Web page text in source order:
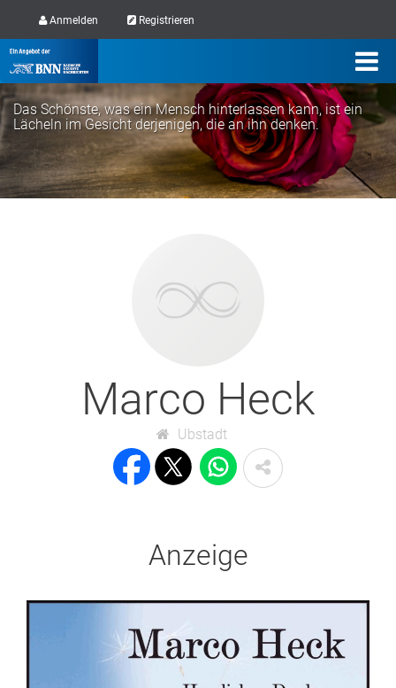
Anmelden Registrieren
Das Schönste, was ein Mensch hinterlassen kann, ist ein
Lächeln im Gesicht derjenigen, die an ihn denken.
Marco Heck
Ubstadt
Anzeige